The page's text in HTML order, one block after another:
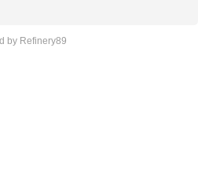
by Refinery89